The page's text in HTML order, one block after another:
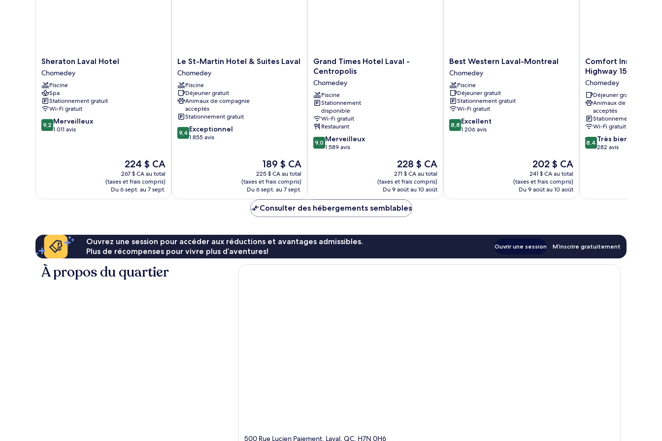
Sheraton
Laval
Hotel
Chomedey
Sheraton Laval Hotel
Chomedey
Piscine
Spa
Stationnement gratuit
Wi-Fi gratuit
9.2
sur
9,2 Merveilleux
1 011 avis
Le
prix
est
de
224 $ CA
224 $ CA
267 $ CA au total
(taxes et frais compris)
Du 6 sept. au 7 sept.
Le
St-
Martin
Hotel
&
Suites
Laval
Chomedey
Le St-Martin Hotel & Suites Laval
Chomedey
Piscine
Déjeuner gratuit
Animaux de compagnie
acceptés
Stationnement gratuit
9.4
sur
9,4 Exceptionnel
1 855 avis
Le
prix
est
de
189 $ CA
189 $ CA
225 $ CA au total
(taxes et frais compris)
Du 6 sept. au 7 sept.
Grand
Times
Laval
-
Centropolis
Chomedey
Grand Times Hotel Laval -
Centropolis
Chomedey
Piscine
Stationnement
disponible
Wi-Fi gratuit
Restaurant
9.0
sur
9,0 Merveilleux
1 589 avis
Le
prix
est
de
228 $ CA
228 $ CA
271 $ CA au total
(taxes et frais compris)
Du 9 août au 10 août
Best
Western
Laval-
Montreal
Chomedey
Best Western Laval-Montreal
Chomedey
Piscine
Déjeuner gratuit
Stationnement gratuit
Wi-Fi gratuit
8.8
sur
8,8 Excellent
1 206 avis
Le
prix
est
de
202 $ CA
202 $ CA
241 $ CA au total
(taxes et frais compris)
Du 9 août au 10 août
Comfort
Inn
Montreal
-
Laval
-
Highway
15
Chomedey
Comfort Inn
Highway 15
Chomedey
Déjeuner gratuit
Animaux de compagnie
acceptés
Stationnement gratuit
Wi-Fi gratuit
8.4
sur
8,4 Très bien
282 avis
Consulter des hébergements semblables
Ouvrez une session pour accéder aux réductions et avantages admissibles.
Plus de récompenses pour vivre plus d’aventures!
Ouvrir une session M’inscrire gratuitement
À propos du quartier
500 Rue Lucien Paiement, Laval, QC, H7N 0H6